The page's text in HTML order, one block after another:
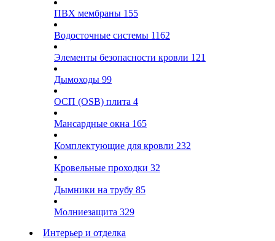
ПВХ мембраны 155
Водосточные системы 1162
Элементы безопасности кровли 121
Дымоходы 99
ОСП (OSB) плита 4
Мансардные окна 165
Комплектующие для кровли 232
Кровельные проходки 32
Дымники на трубу 85
Молниезащита 329
Интерьер и отделка